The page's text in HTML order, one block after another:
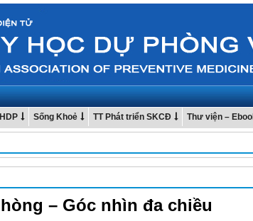
Sống Khoẻ TT Phát triển SKCĐ Thư viện –
– Góc nhìn đa chiều